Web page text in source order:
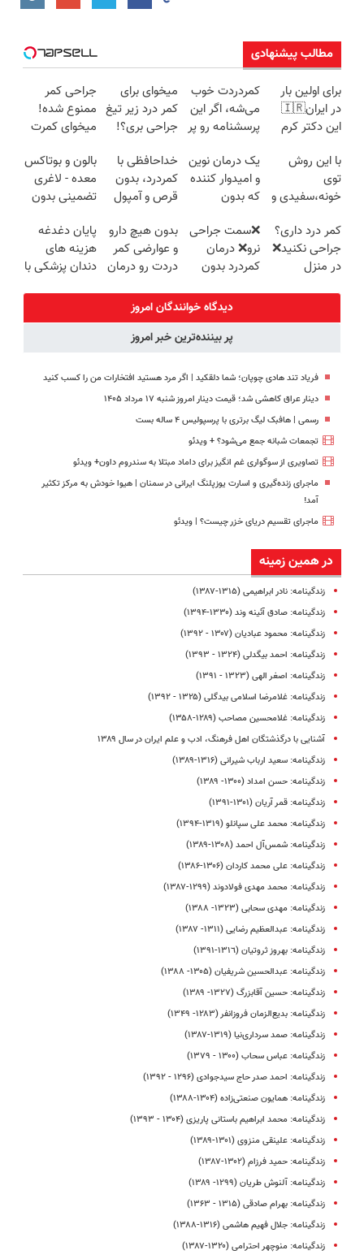
مطالب پیشنهادی
برای اولین بار
در ایران🇮🇷
این دکتر کرم
روزه ساخت!
کمردردت خوب
می‌شه، اگر این
پرسشنامه رو پر
میخوای برای
کمر درد زیر تیغ
جراحی بری؟!
پر کن◖
جراحی کمر
ممنوع شده!
میخوای کمرت
درمان کنی؟
((پرسش‌نامه))
با این روش
توی
خونه،سفیدی و
برگردون
(40%off)
یک درمان نوین
و امیدوار کننده
که بدون
را جوان می کند
خداحافظی با
کمردرد، بدون
قرص و آمپول
بالون و بوتاکس
معده - لاغری
تضمینی بدون
کمر درد داری؟
جراحی نکنید❌
در منزل
❌سمت جراحی
نرو❌ درمان
کمردرد بدون
بدون هیچ دارو
و عوارضی کمر
دردت رو درمان
(پرسش‌نامه)
پایان دغدغه
هزینه های
دندان پزشکی با
دیدگاه خوانندگان امروز
پر بیننده‌ترین خبر امروز
فریاد تند هادی چوپان؛‌ شما دلقکید | اگر مرد هستید افتخارات من را کسب کنید
دینار عراق کاهشی شد؛ قیمت دینار امروز شنبه ۱۷ مرداد ۱۴۰۵
رسمی | هافبک لیگ برتری با پرسپولیس ۴ ساله بست
تجمعات شبانه جمع می‌شود؟ + ویدئو
تصاویری از سوگواری غم انگیز برای داماد مبتلا به سندروم داون+ ویدئو
ماجرای زنده‌گیری و اسارت یوزپلنگ ایرانی در سمنان | هیوا خودش به مرکز تکثیر
آمد!
ماجرای تقسیم دریای خزر چیست؟ | ویدئو
در همین زمینه
زندگینامه: نادر ابراهیمی (۱۳۱۵-۱۳۸۷)
زندگینامه: صادق آئینه وند (۱۳۳۰-۱۳۹۴)
زندگینامه: محمود عبادیان (۱۳۰۷ - ۱۳۹۲)
زندگینامه: احمد بیگدلی (۱۳۲۴ - ۱۳۹۳)
زندگینامه: اصغر الهی (۱۳۲۳ - ۱۳۹۱)
زندگینامه: غلامرضا اسلامی بیدگلی (۱۳۲۵ - ۱۳۹۲)
زندگینامه‌: غلامحسین مصاحب (۱۲۸۹-۱۳۵۸)
آشنایی با درگذشتگان اهل فرهنگ، ادب و علم ایران در سال ۱۳۸۹
زندگینامه: سعید ارباب شیرانی (۱۳۱۶-۱۳۸۹)
زندگینامه: حسن امداد (۱۳۰۰- ۱۳۸۹)
زندگینامه: قمر آریان (۱۳۰۱-۱۳۹۱)
زندگینامه: محمد علی سپانلو (۱۳۱۹-۱۳۹۴)
زندگینامه: شمس‌آل احمد (۱۳۰۸-۱۳۸۹)
زندگینامه: على محمد کاردان (۱۳۰۶-۱۳۸۶)
زندگینامه: محمد مهدی فولادوند (۱۲۹۹-۱۳۸۷)
زندگینامه: مهدی سحابی (۱۳۲۳- ۱۳۸۸)
زندگینامه: عبدالعظیم رضایی (۱۳۱۱- ۱۳۸۷)
زندگینامه: بهروز ثروتیان (١٣١٦-١٣٩١)
زندگینامه: عبدالحسین شریفیان (۱۳۰۵- ۱۳۸۸)
زندگینامه: حسین آقابزرگ (۱۳۲۷- ۱۳۸۹)
زندگینامه: بدیع‌الزمان فروزانفر (۱۲۸۳- ۱۳۴۹)
زندگینامه: صمد سرداری‌نیا (۱۳۱۹-۱۳۸۷)
زندگینامه: عباس سحاب (۱۳۰۰ - ۱۳۷۹)
زندگینامه: احمد صدر حاج سیدجوادی (۱۲۹۶ - ۱۳۹۲)
زندگینامه: همایون صنعتی‌زاده (۱۳۰۴-۱۳۸۸)
زندگینامه: محمد ابراهیم باستانی پاریزی (۱۳۰۴ - ۱۳۹۳)
زندگینامه: علینقی منزوی (۱۳۰۱-۱۳۸۹)
زندگینامه: حمید فرزام (۱۳۰۲-۱۳۸۷)
زندگینامه: آلنوش طریان (۱۲۹۹- ۱۳۸۹)
زندگینامه‌: بهرام صادقی (۱۳۱۵ - ۱۳۶۳)
زندگینامه: جلال فهیم هاشمی (۱۳۱۶-۱۳۸۸)
زندگینامه: منوچهر احترامی (۱۳۲۰-۱۳۸۷)